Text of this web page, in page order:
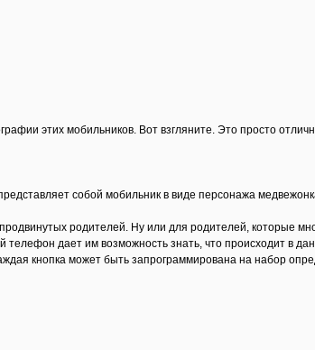
этих мобильников. Вот взгляните. Это просто
собой мобильник в виде персонажа
родителей. Ну или для родителей, которые
телефон дает им возможность знать, что происходит в
кнопка может быть запрограммирована на набор